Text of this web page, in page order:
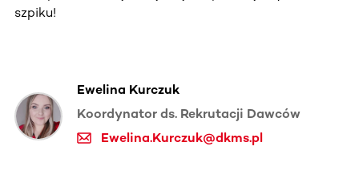
szpiku!
Ewelina Kurczuk
Koordynator ds. Rekrutacji Dawców
Ewelina.Kurczuk@dkms.pl